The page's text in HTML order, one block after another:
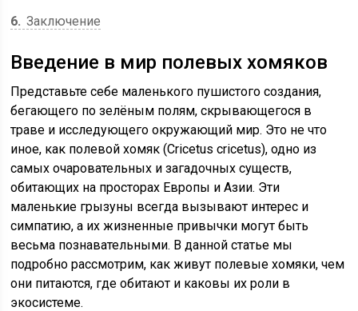
6 Заключение
Введение в мир полевых хомяков
Представьте себе маленького пушистого создания,
бегающего по зелёным полям, скрывающегося в
траве и исследующего окружающий мир. Это не что
иное, как полевой хомяк (Cricetus cricetus), одно из
самых очаровательных и загадочных существ,
обитающих на просторах Европы и Азии. Эти
маленькие грызуны всегда вызывают интерес и
симпатию, а их жизненные привычки могут быть
весьма познавательными. В данной статье мы
подробно рассмотрим, как живут полевые хомяки, чем
они питаются, где обитают и каковы их роли в
экосистеме.